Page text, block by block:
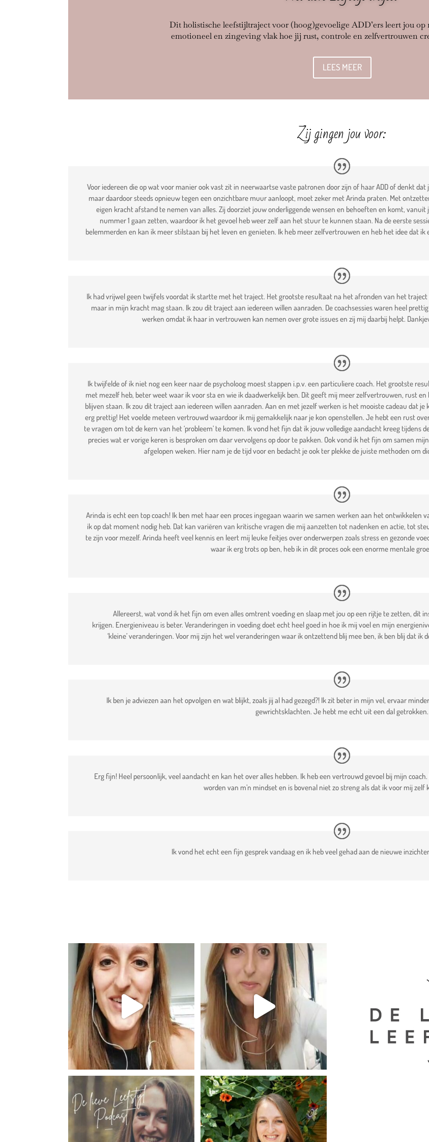
Dit holistische leefstijltraject voor (hoog)gevoelige ADD’ers leert jou op
emotioneel en zingeving vlak hoe jij rust, controle en zelfvertrouwen
LEES MEER
Zij gingen jou voor:
Voor iedereen die op wat voor manier ook vast zit in neerwaartse vaste patronen door zijn of haar ADD of denkt
maar daardoor steeds opnieuw tegen een onzichtbare muur aanloopt, moet zeker met Arinda praten. Met
eigen kracht afstand te nemen van alles. Zij doorziet jouw onderliggende wensen en behoeften en komt,
nummer 1 gaan zetten, waardoor ik het gevoel heb weer zelf aan het stuur te kunnen staan. Na de eerste
belemmerden en kan ik meer stilstaan bij het leven en genieten. Ik heb meer zelfvertrouwen en heb het idee dat ik
Ik had vrijwel geen twijfels voordat ik startte met het traject. Het grootste resultaat na het afronden van het
maar in mijn kracht mag staan. Ik zou dit traject aan iedereen willen aanraden. De coachsessies waren heel
werken omdat ik haar in vertrouwen kan nemen over grote issues en zij mij daarbij helpt.
Ik twijfelde of ik niet nog een keer naar de psycholoog moest stappen i.p.v. een particuliere coach. Het grootste
met mezelf heb, beter weet waar ik voor sta en wie ik daadwerkelijk ben. Dit geeft mij meer zelfvertrouwen, rust
blijven staan. Ik zou dit traject aan iedereen willen aanraden. Aan en met jezelf werken is het mooiste cadeau dat je
erg prettig! Het voelde meteen vertrouwd waardoor ik mij gemakkelijk naar je kon openstellen. Je hebt een rust
te vragen om tot de kern van het ‘probleem’ te komen. Ik vond het fijn dat ik jouw volledige aandacht kreeg tijdens
precies wat er vorige keren is besproken om daar vervolgens op door te pakken. Ook vond ik het fijn om samen
afgelopen weken. Hier nam je de tijd voor en bedacht je ook ter plekke de juiste methoden om
Arinda is echt een top coach! Ik ben met haar een proces ingegaan waarin we samen werken aan het ontwikkelen
ik op dat moment nodig heb. Dat kan variëren van kritische vragen die mij aanzetten tot nadenken en actie, tot
te zijn voor mezelf. Arinda heeft veel kennis en leert mij leuke feitjes over onderwerpen zoals stress en gezonde
waar ik erg trots op ben, heb ik in dit proces ook een enorme mentale
Allereerst, wat vond ik het fijn om even alles omtrent voeding en slaap met jou op een rijtje te zetten, dit
krijgen. Energieniveau is beter. Veranderingen in voeding doet echt heel goed in hoe ik mij voel en mijn
‘kleine’ veranderingen. Voor mij zijn het wel veranderingen waar ik ontzettend blij mee ben, ik ben blij dat
Ik ben je adviezen aan het opvolgen en wat blijkt, zoals jij al had gezegd?! Ik zit beter in mijn vel, ervaar
gewrichtsklachten. Je hebt me echt uit een dal getrokken.
Erg fijn! Heel persoonlijk, veel aandacht en kan het over alles hebben. Ik heb een vertrouwd gevoel bij mijn
worden van m’n mindset en is bovenal niet zo streng als dat ik voor mij zelf
Ik vond het echt een fijn gesprek vandaag en ik heb veel gehad aan de nieuwe